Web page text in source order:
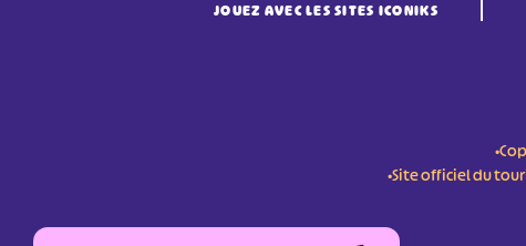
JOUEZ AVEC LES SITES ICONIKS
•Site officiel du